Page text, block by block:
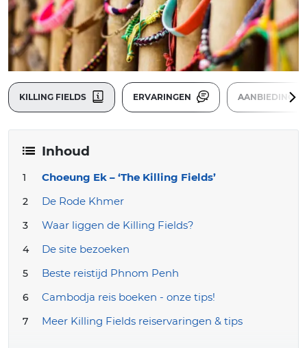
KILLING FIELDS ERVARINGEN
Inhoud
Choeung Ek – ‘The Killing Fields’
De Rode Khmer
Waar liggen de Killing Fields?
De site bezoeken
Beste reistijd Phnom Penh
Cambodja reis boeken - onze tips!
Meer Killing Fields reiservaringen & tips